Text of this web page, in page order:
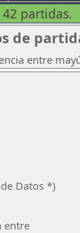
partidas.
de
entre
Datos *)
entre